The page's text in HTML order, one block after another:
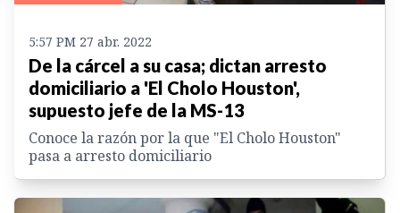
5:57 PM 27 abr. 2022
De la cárcel a su casa; dictan arresto
domiciliario a 'El Cholo Houston',
supuesto jefe de la MS-13
Conoce la razón por la que "El Cholo Houston"
pasa a arresto domiciliario